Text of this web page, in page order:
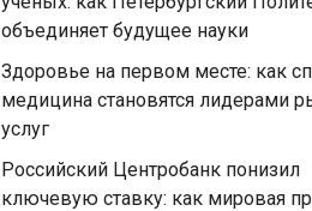
объединяет будущее науки
Здоровье на первом месте: как
медицина становятся лидерами
услуг
Российский Центробанк понизил
ключевую ставку: как мировая